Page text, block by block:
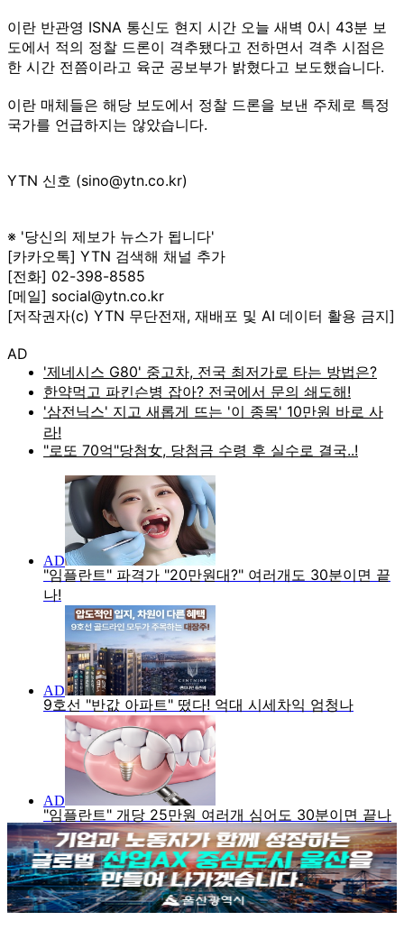
이란 반관영 ISNA 통신도 현지 시간 오늘 새벽 0시 43분 보
도에서 적의 정찰 드론이 격추됐다고 전하면서 격추 시점은
한 시간 전쯤이라고 육군 공보부가 밝혔다고 보도했습니다.
이란 매체들은 해당 보도에서 정찰 드론을 보낸 주체로 특정
국가를 언급하지는 않았습니다.
YTN 신호 (sino@ytn.co.kr)
※ '당신의 제보가 뉴스가 됩니다'
[카카오톡] YTN 검색해 채널 추가
[전화] 02-398-8585
[메일] social@ytn.co.kr
[저작권자(c) YTN 무단전재, 재배포 및 AI 데이터 활용 금지]
AD